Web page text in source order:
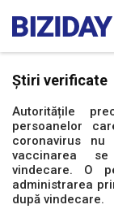
Știri verificate
Autoritățile
persoanelor
coronavirus nu
vaccinarea
vindecare. O
administrarea
după vindecare.